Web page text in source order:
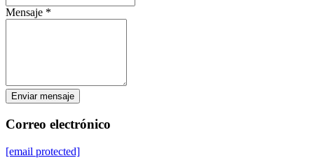
Mensaje *
Enviar mensaje
Correo electrónico
[email protected]